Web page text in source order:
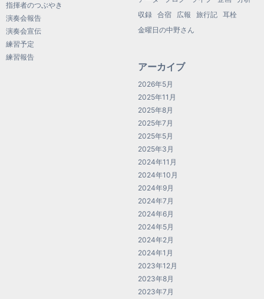
指揮者のつぶやき
演奏会報告
演奏会宣伝
練習予定
練習報告
収録
合宿 広報 旅行記
耳栓
金曜日の中野さん
アーカイブ
2026年5月
2025年11月
2025年8月
2025年7月
2025年5月
2025年3月
2024年11月
2024年10月
2024年9月
2024年7月
2024年6月
2024年5月
2024年2月
2024年1月
2023年12月
2023年8月
2023年7月